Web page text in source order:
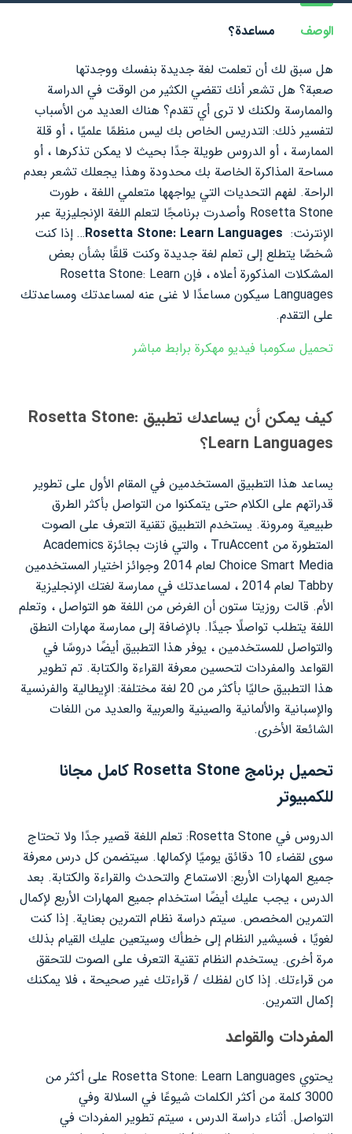
الوصف
مساعدة؟
هل سبق لك أن تعلمت لغة جديدة بنفسك ووجدتها
صعبة؟ هل تشعر أنك تقضي الكثير من الوقت في الدراسة
والممارسة ولكنك لا ترى أي تقدم؟ هناك العديد من الأسباب
لتفسير ذلك: التدريس الخاص بك ليس منظمًا علميًا ، أو قلة
الممارسة ، أو الدروس طويلة جدًا بحيث لا يمكن تذكرها ، أو
مساحة المذاكرة الخاصة بك محدودة وهذا يجعلك تشعر بعدم
الراحة. لفهم التحديات التي يواجهها متعلمي اللغة ، طورت
Rosetta Stone وأصدرت برنامجًا لتعلم اللغة الإنجليزية عبر
الإنترنت: Rosetta Stone: Learn Languages… إذا كنت
شخصًا يتطلع إلى تعلم لغة جديدة وكنت قلقًا بشأن بعض
المشكلات المذكورة أعلاه ، فإن Rosetta Stone: Learn
Languages ​​سيكون مساعدًا لا غنى عنه لمساعدتك ومساعدتك
على التقدم.
تحميل سكومبا فيديو مهكرة برابط مباشر
كيف يمكن أن يساعدك تطبيق Rosetta Stone:
Learn Languages؟
يساعد هذا التطبيق المستخدمين في المقام الأول على تطوير
قدراتهم على الكلام حتى يتمكنوا من التواصل بأكثر الطرق
طبيعية ومرونة. يستخدم التطبيق تقنية التعرف على الصوت
المتطورة من TruAccent ، والتي فازت بجائزة Academics
Choice Smart Media لعام 2014 وجوائز اختيار المستخدمين
Tabby لعام 2014 ، لمساعدتك في ممارسة لغتك الإنجليزية
الأم. قالت روزيتا ستون أن الغرض من اللغة هو التواصل ، وتعلم
اللغة يتطلب تواصلًا جيدًا. بالإضافة إلى ممارسة مهارات النطق
والتواصل للمستخدمين ، يوفر هذا التطبيق أيضًا دروسًا في
القواعد والمفردات لتحسين معرفة القراءة والكتابة. تم تطوير
هذا التطبيق حاليًا بأكثر من 20 لغة مختلفة: الإيطالية والفرنسية
والإسبانية والألمانية والصينية والعربية والعديد من اللغات
الشائعة الأخرى.
تحميل برنامج Rosetta Stone كامل مجانا
للكمبيوتر
الدروس في Rosetta Stone: تعلم اللغة قصير جدًا ولا تحتاج
سوى لقضاء 10 دقائق يوميًا لإكمالها. سيتضمن كل درس معرفة
جميع المهارات الأربع: الاستماع والتحدث والقراءة والكتابة. بعد
الدرس ، يجب عليك أيضًا استخدام جميع المهارات الأربع لإكمال
التمرين المخصص. سيتم دراسة نظام التمرين بعناية. إذا كنت
لغويًا ، فسيشير النظام إلى خطأك وسيتعين عليك القيام بذلك
مرة أخرى. يستخدم النظام تقنية التعرف على الصوت للتحقق
من قراءتك. إذا كان لفظك / قراءتك غير صحيحة ، فلا يمكنك
إكمال التمرين.
المفردات والقواعد
يحتوي Rosetta Stone: Learn Languages ​​على أكثر من
3000 كلمة من أكثر الكلمات شيوعًا في السلالة وفي
التواصل. أثناء دراسة الدرس ، سيتم تطوير المفردات في